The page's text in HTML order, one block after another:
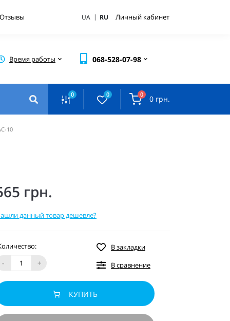
Отзывы UA | RU Личный кабинет
Время работы 068-528-07-98
0 0 0 0 грн.
10
грн.
данный товар дешевле?
-
+
В закладки
В сравнение
КУПИТЬ